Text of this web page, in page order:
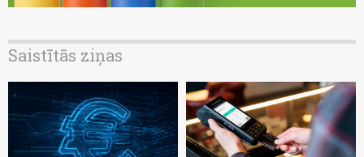
Saistītās ziņas